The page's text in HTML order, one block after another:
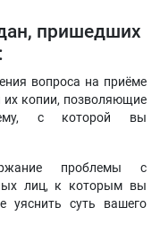
пришедших
вопроса на приёме
их копии, позволяющие
с которой вы
проблемы с
лиц, к которым вы
уяснить суть вашего